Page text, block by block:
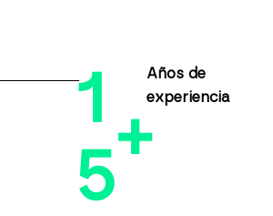
1
5
+
Años de
experiencia